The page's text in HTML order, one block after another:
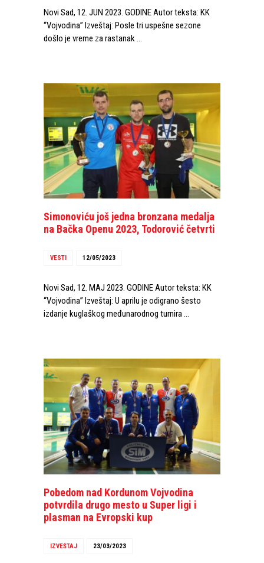
Novi Sad, 12. JUN 2023. GODINE Autor teksta: KK
“Vojvodina” Izveštaj: Posle tri uspešne sezone
došlo je vreme za rastanak …
Simonoviću još jedna bronzana medalja
na Bačka Openu 2023, Todorović četvrti
VESTI 12/05/2023
Novi Sad, 12. MAJ 2023. GODINE Autor teksta: KK
“Vojvodina” Izveštaj: U aprilu je odigrano šesto
izdanje kuglaškog međunarodnog turnira …
Pobedom nad Kordunom Vojvodina
potvrdila drugo mesto u Super ligi i
plasman na Evropski kup
IZVEŠTAJ 23/03/2023